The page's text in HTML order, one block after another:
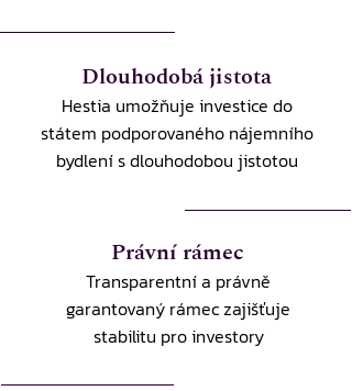
Dlouhodobá jistota
Hestia umožňuje investice do
státem podporovaného nájemního
bydlení s dlouhodobou jistotou
Právní rámec
Transparentní a právně
garantovaný rámec zajišťuje
stabilitu pro investory